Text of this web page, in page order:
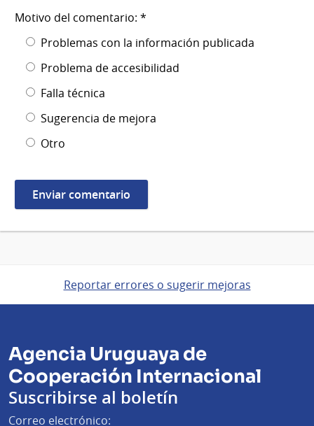
Motivo del comentario: *
Problemas con la información publicada
Problema de accesibilidad
Falla técnica
Sugerencia de mejora
Otro
Reportar errores o sugerir mejoras
Agencia Uruguaya de
Cooperación Internacional
Suscribirse al boletín
Correo electrónico: